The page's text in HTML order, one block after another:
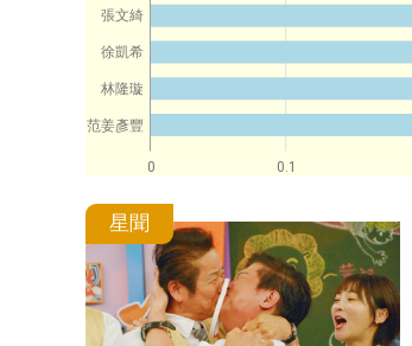
0 0.1
張文綺
徐凱希
林隆璇
范姜彥豐
星聞